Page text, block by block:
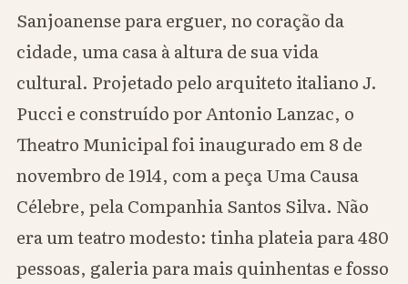
Sanjoanense para erguer, no coração da
cidade, uma casa à altura de sua vida
cultural. Projetado pelo arquiteto italiano J.
Pucci e construído por Antonio Lanzac, o
Theatro Municipal foi inaugurado em 8 de
novembro de 1914, com a peça Uma Causa
Célebre, pela Companhia Santos Silva. Não
era um teatro modesto: tinha plateia para 480
pessoas, galeria para mais quinhentas e fosso